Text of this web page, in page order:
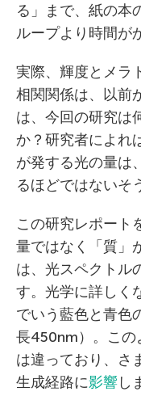
る」まで、紙の本
ループより時間が
実際、輝度とメラ
相関関係は、以前
は、今回の研究は
か？研究者によれ
が発する光の量は
るほどではないそ
この研究レポート
量ではなく「質」
は、光スペクトル
す。光学に詳しく
でいう藍色と青色
長450nm）。この
は違っており、さ
生成経路に影響し